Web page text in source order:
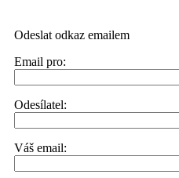
Odeslat odkaz emailem
Email pro:
Odesílatel:
Váš email: